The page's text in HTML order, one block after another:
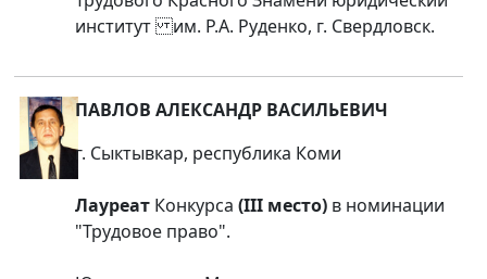
институт им. Р.А. Руденко, г. Свердловск.
ПАВЛОВ АЛЕКСАНДР ВАСИЛЬЕВИЧ
г. Сыктывкар, республика Коми
Лауреат Конкурса (III место) в номинации
"Трудовое право".